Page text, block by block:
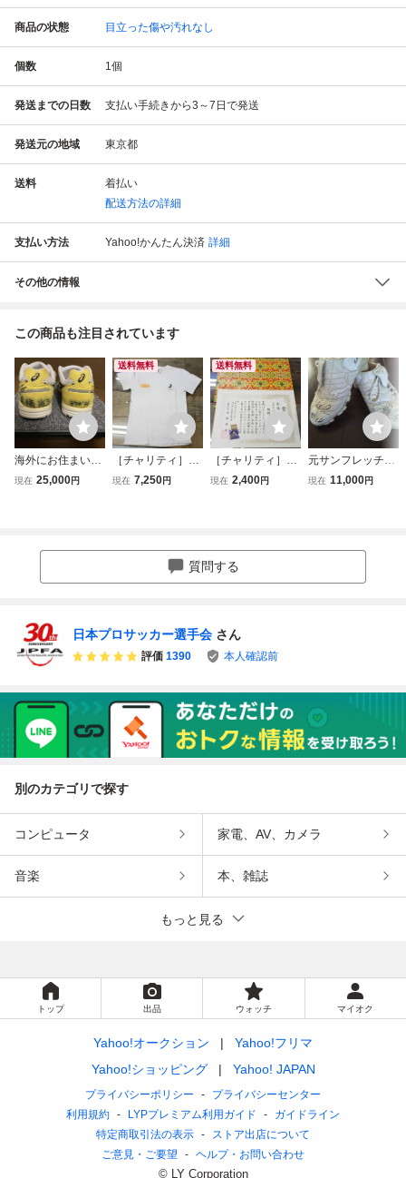
商品の状態 目立った傷や汚れなし
個数 1個
発送までの日数 支払い手続きから3～7日で発送
発送元の地域 東京都
送料
着払い
配送方法の詳細
支払い方法 Yahoo!かんたん決済 詳細
その他の情報
この商品も注目されています
海外にお住まいの
方も 女子マラソ
現在 25,000円
送料無料
［チャリティ］鎌
倉涼選手 Tシャ
現在 7,250円
送料無料
［チャリティ］西
村歩選手 賞状と
現在 2,400円
元サンフレッチェ
ＤＦ）吉弘充志選
現在 11,000円
質問する
日本プロサッカー選手会 さん
評価 1390 本人確認前
別のカテゴリで探す
コンピュータ 家電、AV、カメラ
音楽 本、雑誌
もっと見る
トップ 出品 ウォッチ マイオク
Yahoo!オークション
Yahoo!フリマ
Yahoo!ショッピング
Yahoo! JAPAN
プライバシーポリシー
プライバシーセンター
利用規約
LYPプレミアム利用ガイド
ガイドライン
特定商取引法の表示
ストア出店について
ご意見・ご要望
ヘルプ・お問い合わせ
© LY Corporation